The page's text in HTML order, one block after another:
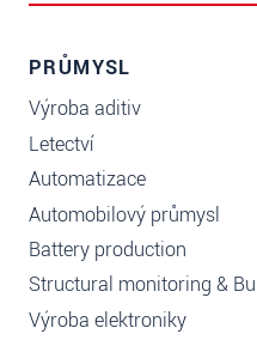
PRŮMYSL
Výroba aditiv
Letectví
Automatizace
Automobilový průmysl
Battery production
Structural monitoring &
Výroba elektroniky